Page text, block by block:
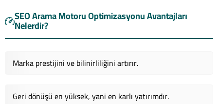
SEO Arama Motoru Optimizasyonu Avantajları
Nelerdir?
Marka prestijini ve bilinirliliğini artırır.
Geri dönüşü en yüksek, yani en karlı yatırımdır.